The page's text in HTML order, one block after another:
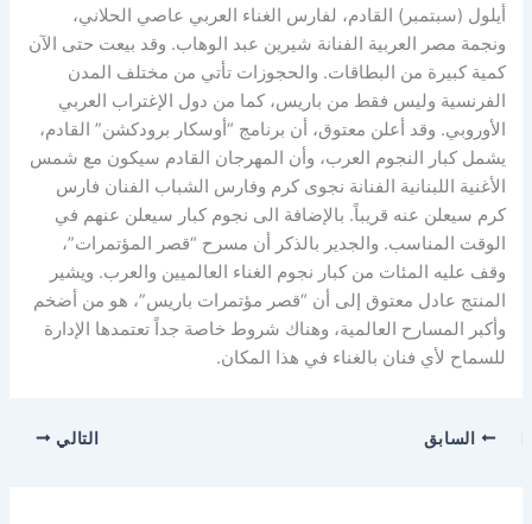
أيلول (سبتمبر) القادم، لفارس الغناء العربي عاصي الحلاني،
ونجمة مصر العربية الفنانة شيرين عبد الوهاب. وقد بيعت حتى الآن
كمية كبيرة من البطاقات. والحجوزات تأتي من مختلف المدن
الفرنسية وليس فقط من باريس، كما من دول الإغتراب العربي
الأوروبي. وقد أعلن معتوق، أن برنامج “أوسكار برودكشن” القادم،
يشمل كبار النجوم العرب، وأن المهرجان القادم سيكون مع شمس
الأغنية اللبنانية الفنانة نجوى كرم وفارس الشباب الفنان فارس
كرم سيعلن عنه قريباً. بالإضافة الى نجوم كبار سيعلن عنهم في
الوقت المناسب. والجدير بالذكر أن مسرح “قصر المؤتمرات”،
وقف عليه المئات من كبار نجوم الغناء العالميين والعرب. ويشير
المنتج عادل معتوق إلى أن “قصر مؤتمرات باريس”، هو من أضخم
وأكبر المسارح العالمية، وهناك شروط خاصة جداً تعتمدها الإدارة
للسماح لأي فنان بالغناء في هذا المكان.
السابق التالي